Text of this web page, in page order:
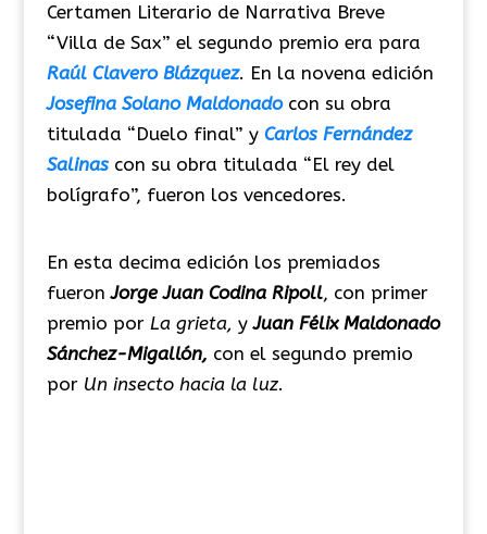
Certamen Literario de Narrativa Breve
“Villa de Sax” el segundo premio era para
Raúl Clavero Blázquez. En la novena edición
Josefina Solano Maldonadocon su obra
titulada “Duelo final” y Carlos Fernández
Salinascon su obra titulada “El rey del
bolígrafo”, fueron los vencedores.
En esta decima edición los premiados
fueronJorge Juan Codina Ripoll, con primer
premio por La grieta, yJuan Félix Maldonado
Sánchez-Migallón, con el segundo premio
por Un insecto hacia la luz.